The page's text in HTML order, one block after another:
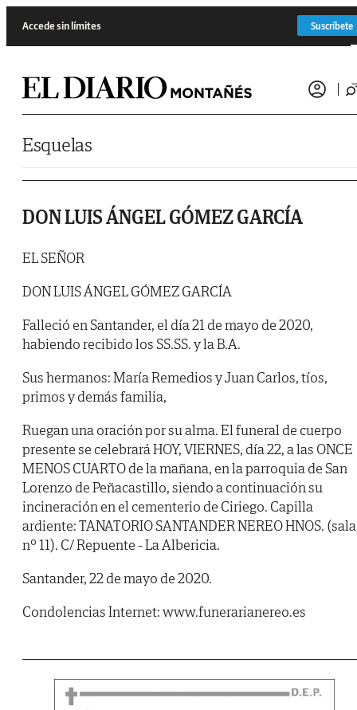
Accede sin límites Suscríbete
Esquelas
DON LUIS ÁNGEL GÓMEZ GARCÍA
EL SEÑOR
DON LUIS ÁNGEL GÓMEZ GARCÍA
Falleció en Santander, el día 21 de mayo de 2020,
habiendo recibido los SS.SS. y la B.A.
Sus hermanos: María Remedios y Juan Carlos, tíos,
primos y demás familia,
Ruegan una oración por su alma. El funeral de cuerpo
presente se celebrará HOY, VIERNES, día 22, a las ONCE
MENOS CUARTO de la mañana, en la parroquia de San
Lorenzo de Peñacastillo, siendo a continuación su
incineración en el cementerio de Ciriego. Capilla
ardiente: TANATORIO SANTANDER NEREO HNOS. (sala
nº 11). C/ Repuente - La Albericia.
Santander, 22 de mayo de 2020.
Condolencias Internet: www.funerarianereo.es